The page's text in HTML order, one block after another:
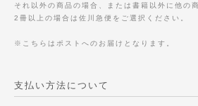
それ以外の商品の場合、または書籍以外に他の
2冊以上の場合は佐川急便をご選択ください。
※こちらはポストへのお届けとなります。
支払い方法について